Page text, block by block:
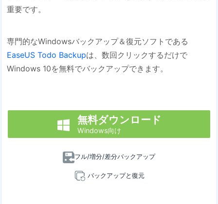
重要です。
専門的なWindowsバックアップ＆復元ソフトである
EaseUS Todo Backupは、数回クリックするだけで
Windows 10を無料でバックアップできます。
 無料ダウンロード
Windows向け
フル/増分/差分バックアップ
バックアップと復元